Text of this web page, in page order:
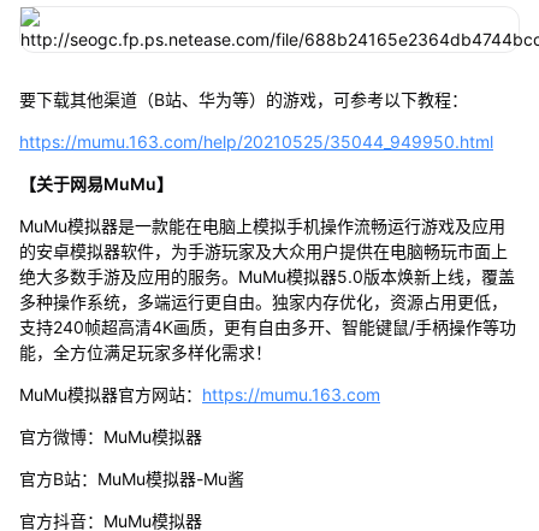
要下载其他渠道（B站、华为等）的游戏，可参考以下教程：
https://mumu.163.com/help/20210525/35044_949950.html
【关于网易MuMu】
MuMu模拟器是一款能在电脑上模拟手机操作流畅运行游戏及应用
的安卓模拟器软件，为手游玩家及大众用户提供在电脑畅玩市面上
绝大多数手游及应用的服务。MuMu模拟器5.0版本焕新上线，覆盖
多种操作系统，多端运行更自由。独家内存优化，资源占用更低，
支持240帧超高清4K画质，更有自由多开、智能键鼠/手柄操作等功
能，全方位满足玩家多样化需求！
MuMu模拟器官方网站： https://mumu.163.com
官方微博：MuMu模拟器
官方B站：MuMu模拟器-Mu酱
官方抖音：MuMu模拟器